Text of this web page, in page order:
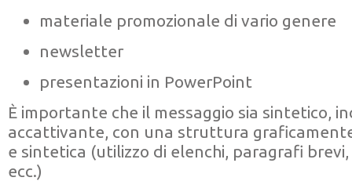
materiale promozionale di vario genere
newsletter
presentazioni in PowerPoint
È importante che il messaggio sia sintetico,
accattivante, con una struttura
e sintetica (utilizzo di elenchi, paragrafi
ecc.)